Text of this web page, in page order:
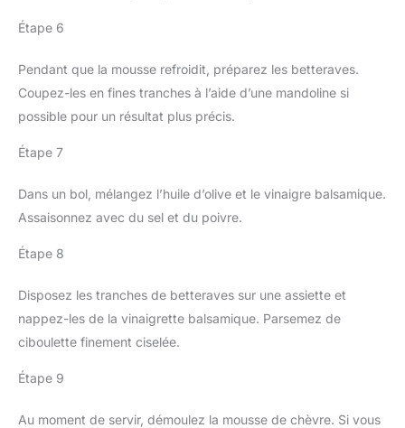
Étape 6
Pendant que la mousse refroidit, préparez les betteraves.
Coupez-les en fines tranches à l’aide d’une mandoline si
possible pour un résultat plus précis.
Étape 7
Dans un bol, mélangez l’huile d’olive et le vinaigre balsamique.
Assaisonnez avec du sel et du poivre.
Étape 8
Disposez les tranches de betteraves sur une assiette et
nappez-les de la vinaigrette balsamique. Parsemez de
ciboulette finement ciselée.
Étape 9
Au moment de servir, démoulez la mousse de chèvre. Si vous